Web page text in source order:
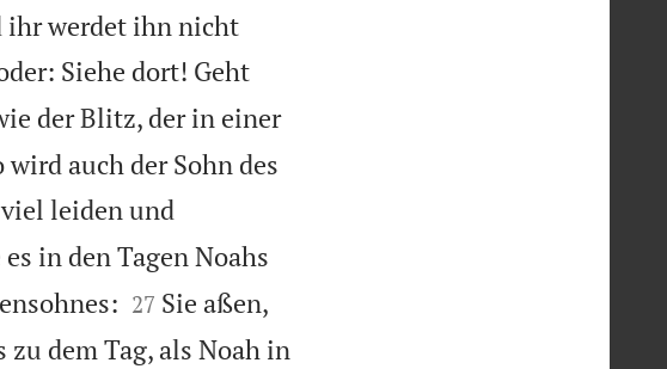
ihr werdet ihn nicht
Siehe dort! Geht
der Blitz, der in einer
auch der Sohn des
leiden und
in den Tagen Noahs

27 Sie aßen,
dem Tag, als Noah in